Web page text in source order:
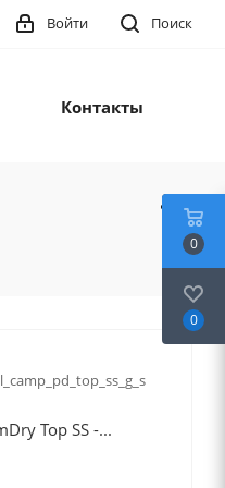
Поиск
Войти
Контакты
Top SS -...
0
0